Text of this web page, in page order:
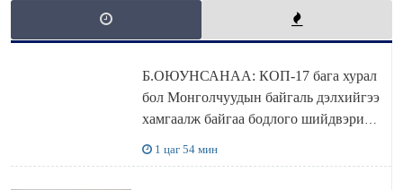
Б.ОЮУНСАНАА: КОП-17 бага хурал
бол Монголчуудын байгаль дэлхийгээ
хамгаалж байгаа бодлого шийдвэрийг
1 цаг 54 мин